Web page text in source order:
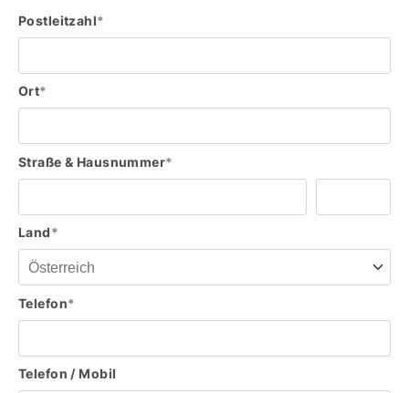
Postleitzahl*
Ort*
Straße & Hausnummer*
Land*
Telefon*
Telefon / Mobil